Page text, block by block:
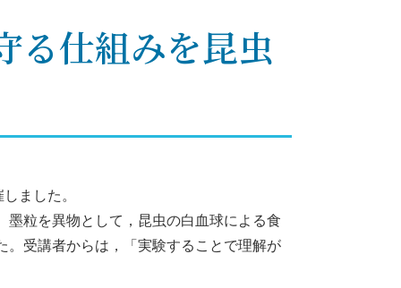
る仕組みを昆虫
ました。
粒を異物として，昆虫の白血球による食
受講者からは，「実験することで理解が